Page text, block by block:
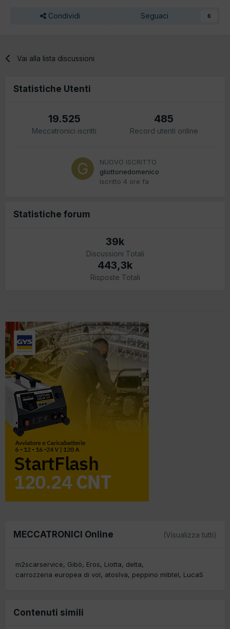
Condividi Seguaci 6
Vai alla lista discussioni
Statistiche Utenti
19.525
Meccatronici iscritti
485
Record utenti online
NUOVO ISCRITTO
gliottonedomenico
Iscritto 4 ore fa
Statistiche forum
39k
Discussioni Totali
443,3k
Risposte Totali
MECCATRONICI Online (Visualizza tutti)
m2scarservice Gibò Eros Liotta
delta
carrozzeria europea di vol
atoslva peppino mibtel LucaS
Contenuti simili